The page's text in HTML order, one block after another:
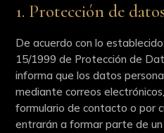
1. Protección de datos
De acuerdo con lo
15/1999 de Protección de
informa que los datos
mediante correos
formulario de contacto o por
entrarán a formar parte de